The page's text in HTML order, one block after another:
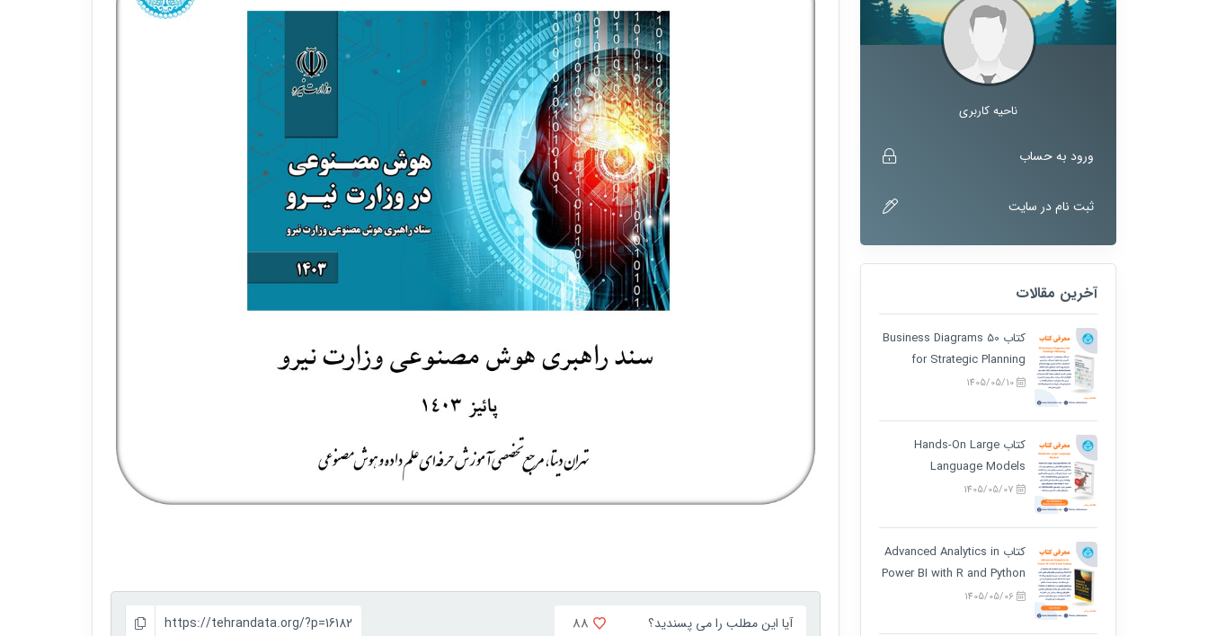
آیا این مطلب را می پسندید؟ 88
https://tehrandata.org/?p=16182
ناحیه کاربری
ورود به حساب
ثبت نام در سایت
آخرین مقالات
کتاب 50 Business Diagrams
for Strategic Planning
کتاب Hands-On Large
Language Models
کتاب Advanced Analytics in
Power BI with R and Python